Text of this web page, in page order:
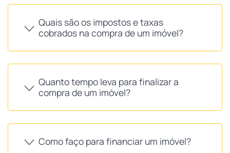
Quais são os impostos e taxas
cobrados na compra de um imóvel?
Quanto tempo leva para finalizar a
compra de um imóvel?
Como faço para financiar um imóvel?